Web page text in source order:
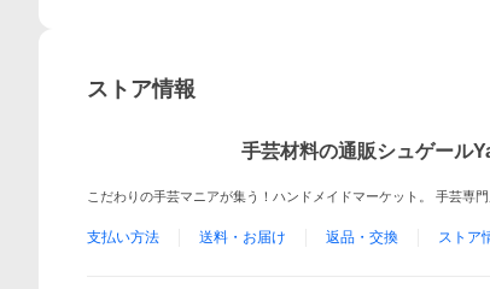
ストア情報
手芸材料の通販シュゲール
こだわりの手芸マニアが集う！ハンドメイドマーケット。 手芸専
支払い方法 送料・お届け 返品・交換 ストア